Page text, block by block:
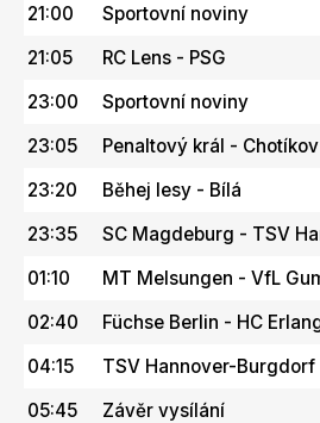
21:00
Sportovní noviny
21:05
RC Lens - PSG
23:00
Sportovní noviny
23:05
Penaltový král - Chotíkov
23:20
Běhej lesy - Bílá
23:35
SC Magdeburg - TSV
01:10
MT Melsungen - VfL
02:40
Füchse Berlin - HC
04:15
TSV Hannover-Burgdorf
05:45
Závěr vysílání